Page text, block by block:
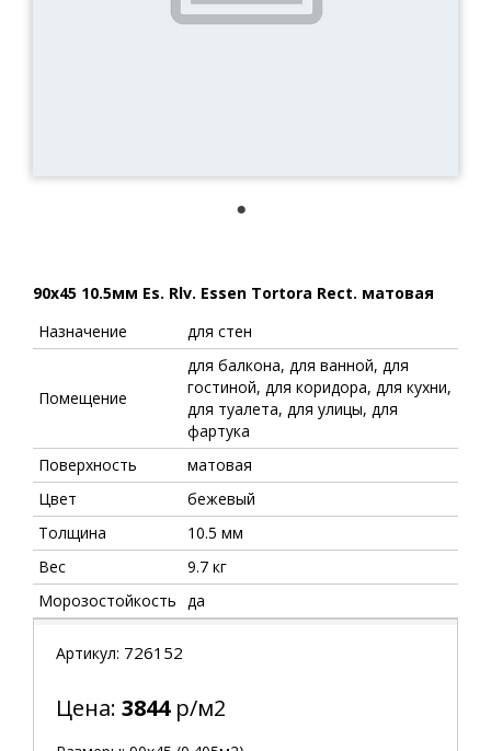
90x45 10.5мм Es. Rlv. Essen Tortora Rect. матовая
Назначение
для стен
Помещение
для балкона, для ванной, для
гостиной, для коридора, для кухни,
для туалета, для улицы, для
фартука
Поверхность
матовая
Цвет
бежевый
Толщина
10.5 мм
Вес
9.7 кг
Морозостойкость да
Артикул: 726152
Цена: 3844р/м2